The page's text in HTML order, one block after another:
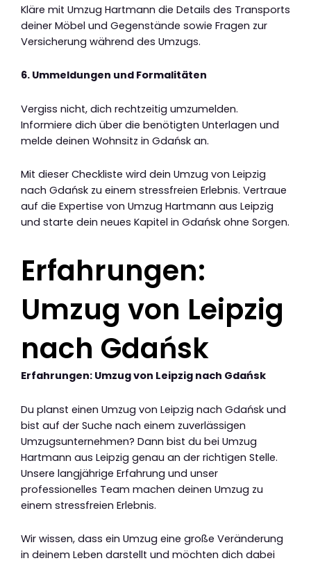
Kläre mit Umzug Hartmann die Details des Transports
deiner Möbel und Gegenstände sowie Fragen zur
Versicherung während des Umzugs.
6. Ummeldungen und Formalitäten
Vergiss nicht, dich rechtzeitig umzumelden.
Informiere dich über die benötigten Unterlagen und
melde deinen Wohnsitz in Gdańsk an.
Mit dieser Checkliste wird dein Umzug von Leipzig
nach Gdańsk zu einem stressfreien Erlebnis. Vertraue
auf die Expertise von Umzug Hartmann aus Leipzig
und starte dein neues Kapitel in Gdańsk ohne Sorgen.
Erfahrungen:
Umzug von Leipzig
nach Gdańsk
Erfahrungen: Umzug von Leipzig nach Gdańsk
Du planst einen Umzug von Leipzig nach Gdańsk und
bist auf der Suche nach einem zuverlässigen
Umzugsunternehmen? Dann bist du bei Umzug
Hartmann aus Leipzig genau an der richtigen Stelle.
Unsere langjährige Erfahrung und unser
professionelles Team machen deinen Umzug zu
einem stressfreien Erlebnis.
Wir wissen, dass ein Umzug eine große Veränderung
in deinem Leben darstellt und möchten dich dabei